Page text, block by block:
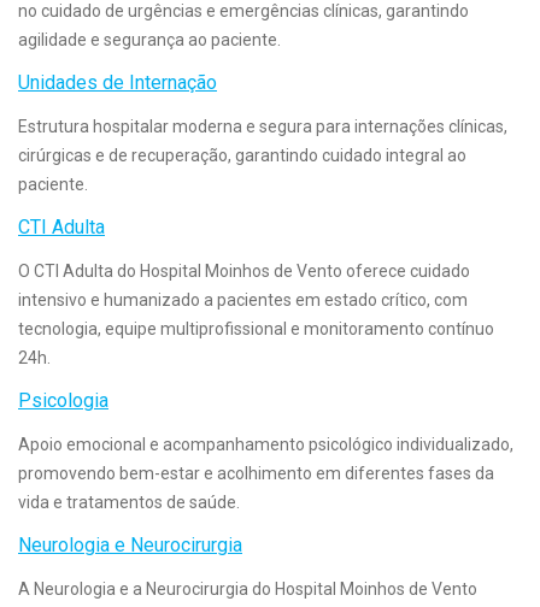
no cuidado de urgências e emergências clínicas, garantindo
agilidade e segurança ao paciente.
Unidades de Internação
Estrutura hospitalar moderna e segura para internações clínicas,
cirúrgicas e de recuperação, garantindo cuidado integral ao
paciente.
CTI Adulta
O CTI Adulta do Hospital Moinhos de Vento oferece cuidado
intensivo e humanizado a pacientes em estado crítico, com
tecnologia, equipe multiprofissional e monitoramento contínuo
24h.
Psicologia
Apoio emocional e acompanhamento psicológico individualizado,
promovendo bem-estar e acolhimento em diferentes fases da
vida e tratamentos de saúde.
Neurologia e Neurocirurgia
A Neurologia e a Neurocirurgia do Hospital Moinhos de Vento